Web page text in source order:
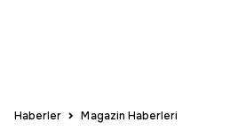
Haberler Magazin Haberleri